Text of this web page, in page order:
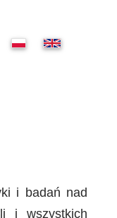
i badań nad
i wszystkich